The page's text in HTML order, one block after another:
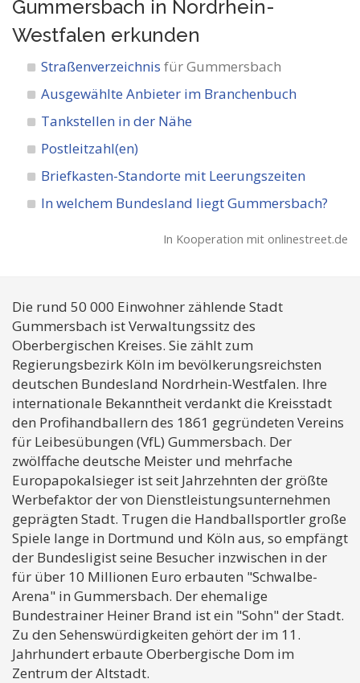
Gummersbach in Nordrhein-
Westfalen erkunden
Straßenverzeichnis für Gummersbach
Ausgewählte Anbieter im Branchenbuch
Tankstellen in der Nähe
Postleitzahl(en)
Briefkasten-Standorte mit Leerungszeiten
In welchem Bundesland liegt Gummersbach?
In Kooperation mit onlinestreet.de
Die rund 50 000 Einwohner zählende Stadt
Gummersbach ist Verwaltungssitz des
Oberbergischen Kreises. Sie zählt zum
Regierungsbezirk Köln im bevölkerungsreichsten
deutschen Bundesland Nordrhein-Westfalen. Ihre
internationale Bekanntheit verdankt die Kreisstadt
den Profihandballern des 1861 gegründeten Vereins
für Leibesübungen (VfL) Gummersbach. Der
zwölffache deutsche Meister und mehrfache
Europapokalsieger ist seit Jahrzehnten der größte
Werbefaktor der von Dienstleistungsunternehmen
geprägten Stadt. Trugen die Handballsportler große
Spiele lange in Dortmund und Köln aus, so empfängt
der Bundesligist seine Besucher inzwischen in der
für über 10 Millionen Euro erbauten "Schwalbe-
Arena" in Gummersbach. Der ehemalige
Bundestrainer Heiner Brand ist ein "Sohn" der Stadt.
Zu den Sehenswürdigkeiten gehört der im 11.
Jahrhundert erbaute Oberbergische Dom im
Zentrum der Altstadt.